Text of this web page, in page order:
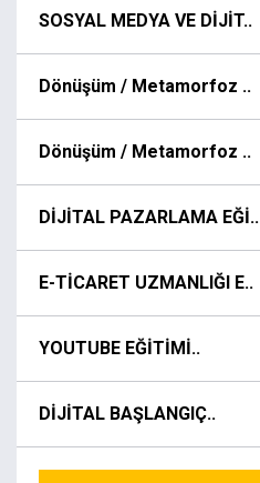
SOSYAL MEDYA VE DİJİT..
Dönüşüm / Metamorfoz ..
Dönüşüm / Metamorfoz ..
DİJİTAL PAZARLAMA EĞİ..
E-TİCARET UZMANLIĞI E..
YOUTUBE EĞİTİMİ..
DİJİTAL BAŞLANGIÇ..